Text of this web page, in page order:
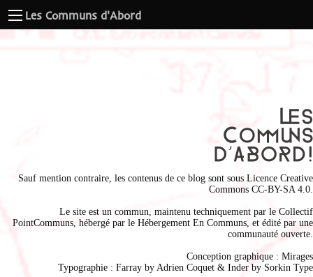
Les Communs d'Abord
Sauf mention contraire, les contenus de ce blog sont sous Licence Creative
Commons CC-BY-SA 4.0
Le site est un commun, maintenu techniquement par le Collectif
PointCommuns , hébergé par le Hébergement En Communs , et édité par une
communauté ouverte.
Conception graphique : Mirages
Typographie : Farray by Adrien Coquet & Inder by Sorkin Type